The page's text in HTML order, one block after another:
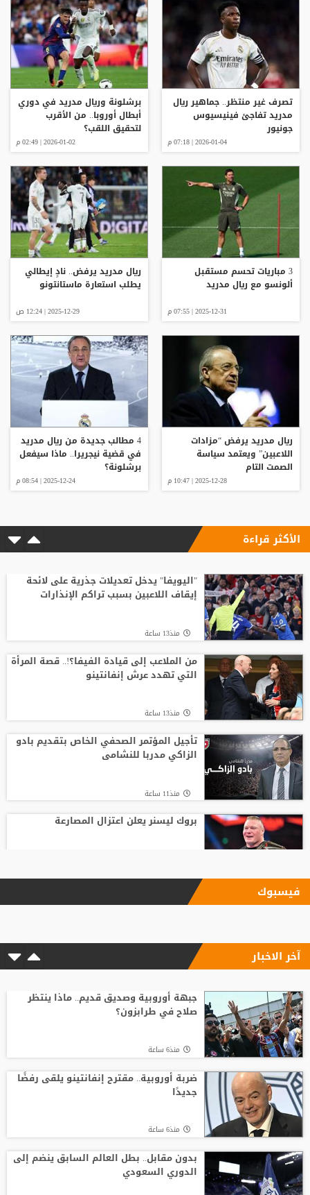
تصرف غير منتظر.. جماهير ريال
مدريد تفاجئ فينيسيوس
جونيور
2026-01-04 | 07:18 م
برشلونة وريال مدريد في دوري
أبطال أوروبا.. من الأقرب
لتحقيق اللقب؟
2026-01-02 | 02:49 م
3 مباريات تحسم مستقبل
ألونسو مع ريال مدريد
2025-12-31 | 07:55 م
ريال مدريد يرفض.. نادٍ إيطالي
يطلب استعارة ماستانتونو
2025-12-29 | 12:24 ص
ريال مدريد يرفض “مزادات
اللاعبين” ويعتمد سياسة
الصمت التام
2025-12-28 | 10:47 م
4 مطالب جديدة من ريال مدريد
في قضية نيجريرا.. ماذا سيفعل
برشلونة؟
2025-12-24 | 08:54 م
الأكثر قراءة
"اليويفا" يدخل تعديلات جذرية على لائحة
إيقاف اللاعبين بسبب تراكم الإنذارات
منذ13 ساعة
من الملاعب إلى قيادة الفيفا؟!.. قصة المرأة
التي تهدد عرش إنفانتينو
منذ13 ساعة
تأجيل المؤتمر الصحفي الخاص بتقديم بادو
الزاكي مدربا للنشامى
منذ11 ساعة
بروك ليسنر يعلن اعتزال المصارعة
17 مليون يورو سنويا.. صلاح يصل إسطنبول
الأردن
بعد حسم صفقة صلاح.. طرابزون سبور يكثف
ضغطه لضم نجم الهلال
الصفقة تقترب.. طرابزون يعلن موعد وصول
صلاح
فيسبوك
آخر الاخبار
جبهة أوروبية وصديق قديم.. ماذا ينتظر
صلاح في طرابزون؟
منذ6 ساعة
ضربة أوروبية.. مقترح إنفانتينو يلقى رفضًا
جديدًا
منذ6 ساعة
بدون مقابل.. بطل العالم السابق ينضم إلى
الدوري السعودي